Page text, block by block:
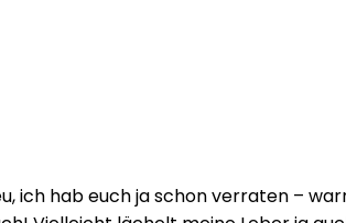
ich hab euch ja schon verraten –